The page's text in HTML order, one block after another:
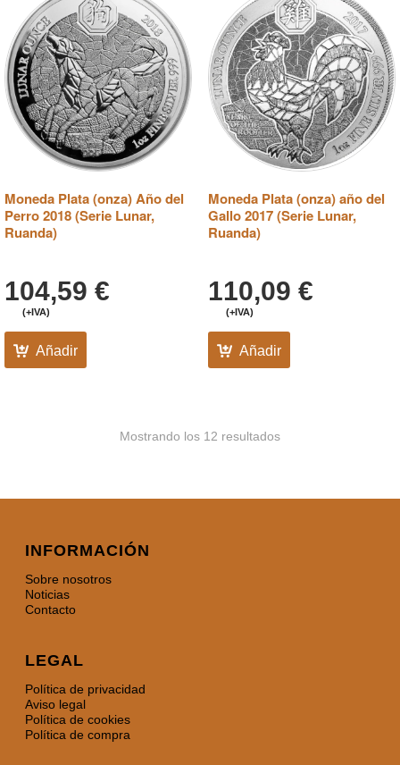
Moneda Plata (onza) Año del
Perro 2018 (Serie Lunar,
Ruanda)
104,59 €
(+IVA)
Añadir
Moneda Plata (onza) año del
Gallo 2017 (Serie Lunar,
Ruanda)
110,09 €
(+IVA)
Añadir
Mostrando los 12 resultados
INFORMACIÓN
Sobre nosotros
Noticias
Contacto
LEGAL
Política de privacidad
Aviso legal
Política de cookies
Política de compra